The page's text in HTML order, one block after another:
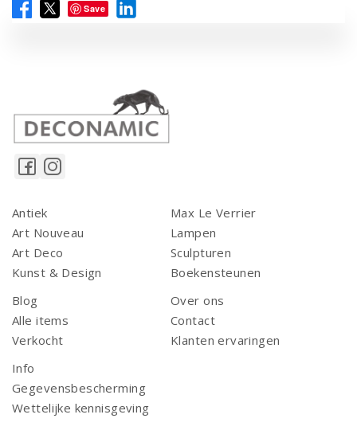
Save
Antiek
Art Nouveau
Art Deco
Kunst & Design
Max Le Verrier
Lampen
Sculpturen
Boekensteunen
Blog
Alle items
Verkocht
Over ons
Contact
Klanten ervaringen
Info
Gegevensbescherming
Wettelijke kennisgeving